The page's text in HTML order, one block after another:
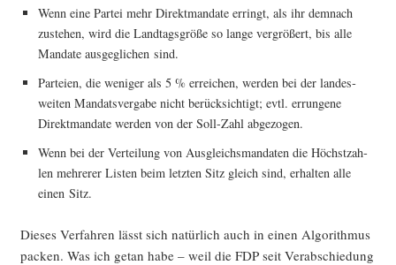
Wenn eine Par­tei mehr Direkt­man­da­te erringt, als ihr dem­nach
zuste­hen, wird die Land­tags­grö­ße so lan­ge ver­grö­ßert, bis alle
Man­da­te aus­ge­gli­chen sind.
Par­tei­en, die weni­ger als 5 % errei­chen, wer­den bei der lan­des­
wei­ten Man­dats­ver­ga­be nicht berück­sich­tigt; evtl. errun­ge­ne
Direkt­man­da­te wer­den von der Soll-Zahl abgezogen.
Wenn bei der Ver­tei­lung von Aus­gleichs­man­da­ten die Höchst­zah­
len meh­re­rer Lis­ten beim letz­ten Sitz gleich sind, erhal­ten alle
einen Sitz.
Die­ses Ver­fah­ren lässt sich natür­lich auch in einen Algo­rith­mus
packen. Was ich getan habe – weil die FDP seit Ver­ab­schie­dung